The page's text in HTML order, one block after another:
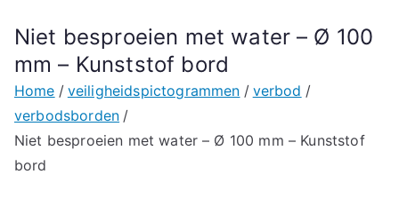
Niet besproeien met water – Ø 100
mm – Kunststof bord
Home veiligheidspictogrammen
verbod
verbodsborden
Niet besproeien met water – Ø 100 mm – Kunststof
bord